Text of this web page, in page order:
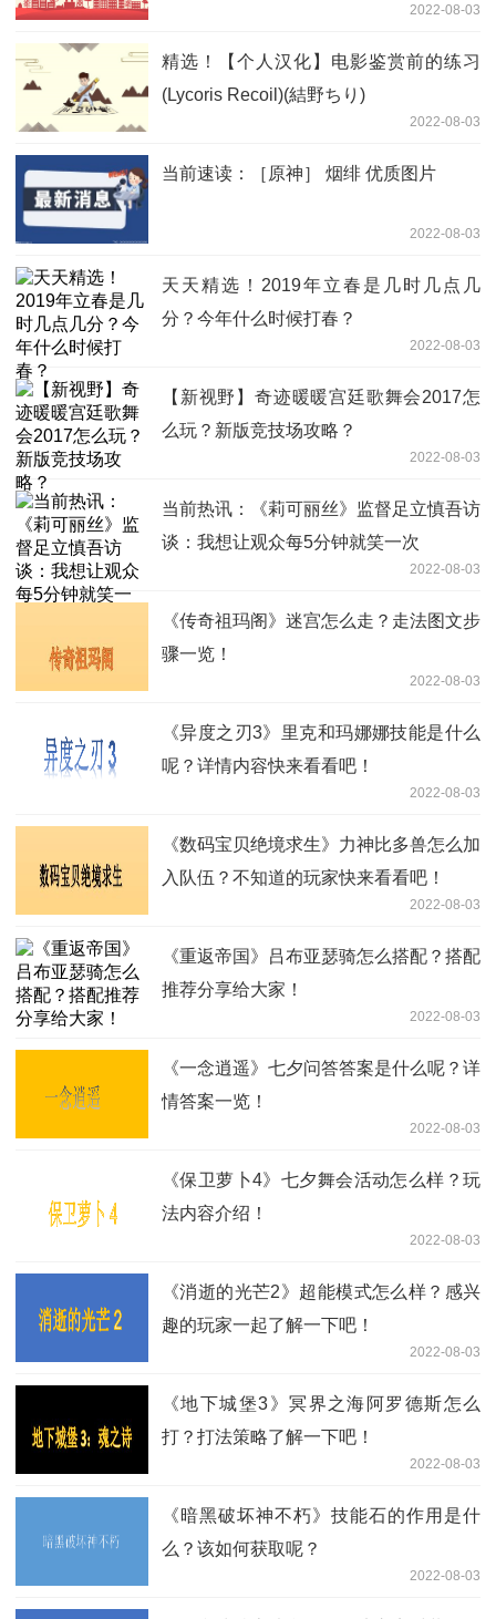
2022-08-03
精选！【个人汉化】电影鉴赏前的练习
(Lycoris Recoil)(結野ちり)
2022-08-03
当前速读：［原神］ 烟绯 优质图片
2022-08-03
天天精选！2019年立春是几时几点几
分？今年什么时候打春？
2022-08-03
【新视野】奇迹暖暖宫廷歌舞会2017怎
么玩？新版竞技场攻略？
2022-08-03
当前热讯：《莉可丽丝》监督足立慎吾访
谈：我想让观众每5分钟就笑一次
2022-08-03
《传奇祖玛阁》迷宫怎么走？走法图文步
骤一览！
2022-08-03
《异度之刃3》里克和玛娜娜技能是什么
呢？详情内容快来看看吧！
2022-08-03
《数码宝贝绝境求生》力神比多兽怎么加
入队伍？不知道的玩家快来看看吧！
2022-08-03
《重返帝国》吕布亚瑟骑怎么搭配？搭配
推荐分享给大家！
2022-08-03
《一念逍遥》七夕问答答案是什么呢？详
情答案一览！
2022-08-03
《保卫萝卜4》七夕舞会活动怎么样？玩
法内容介绍！
2022-08-03
《消逝的光芒2》超能模式怎么样？感兴
趣的玩家一起了解一下吧！
2022-08-03
《地下城堡3》冥界之海阿罗德斯怎么
打？打法策略了解一下吧！
2022-08-03
《暗黑破坏神不朽》技能石的作用是什
么？该如何获取呢？
2022-08-03